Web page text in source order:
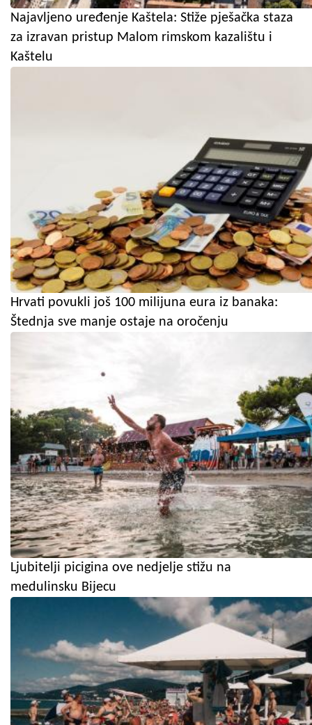
Najavljeno uređenje Kaštela: Stiže pješačka staza
za izravan pristup Malom rimskom kazalištu i
Kaštelu
Hrvati povukli još 100 milijuna eura iz banaka:
Štednja sve manje ostaje na oročenju
Ljubitelji picigina ove nedjelje stižu na
medulinsku Bijecu